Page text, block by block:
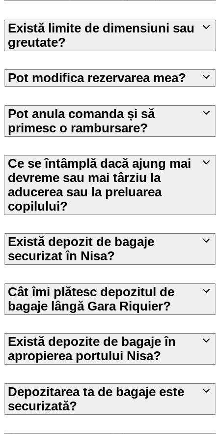
Există limite de dimensiuni sau
greutate?
Pot modifica rezervarea mea?
Pot anula comanda și să
primesc o rambursare?
Ce se întâmplă dacă ajung mai
devreme sau mai târziu la
aducerea sau la preluarea
copilului?
Există depozit de bagaje
securizat în Nisa?
Cât îmi plătesc depozitul de
bagaje lângă Gara Riquier?
Există depozite de bagaje în
apropierea portului Nisa?
Depozitarea ta de bagaje este
securizată?